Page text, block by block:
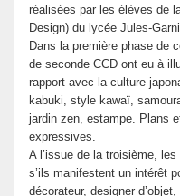
réalisées par les élèves de
Design) du lycée Jules-
Dans la première phase de
de seconde CCD ont eu à
rapport avec la culture
kabuki, style kawaï,
jardin zen, estampe. Plans
expressives.
A l’issue de la troisième,
s’ils manifestent un intérêt
décorateur, designer